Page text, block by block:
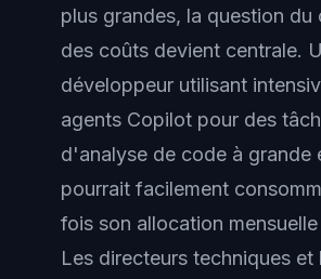
plus grandes, la question du
des coûts devient centrale.
développeur utilisant
agents Copilot pour des
d'analyse de code à grande
pourrait facilement
fois son allocation
Les directeurs techniques et